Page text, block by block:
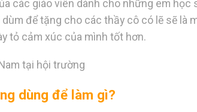
các giáo viên dành cho những em học
để tặng cho các thầy cô có lẽ sẽ là
tỏ cảm xúc của mình tốt hơn.
tại hội trường
dùng để làm gì?